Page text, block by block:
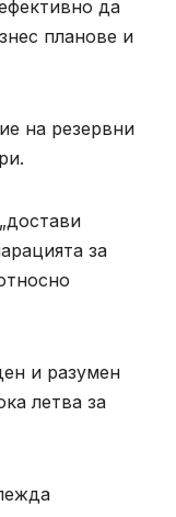
да
планове и
на резервни
за
и разумен
летва за